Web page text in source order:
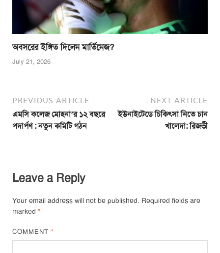
অবসরের ইঙ্গিত দিলেন মার্তিনেজ?
July 21, 2026
PREVIOUS ARTICLE
এমসি কলেজ মোহনা’র ১২ বছরে
পদার্পণ : নতুন কমিটি গঠন
NEXT ARTICLE
ইউনাইটেডে চিকিৎসা নিতে চান
খালেদা: রিজভী
Leave a Reply
Your email address will not be published. Required fields are
marked *
COMMENT*